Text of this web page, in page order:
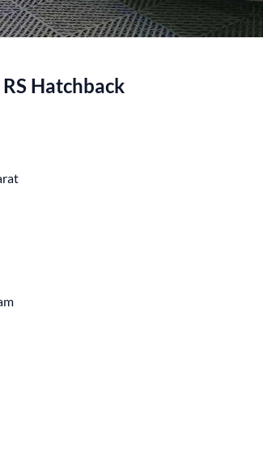
Hatchback